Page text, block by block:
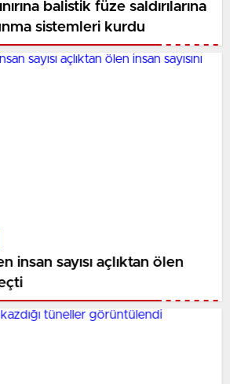
balistik füze saldırılarına
sistemleri kurdu
insan sayısı açlıktan ölen